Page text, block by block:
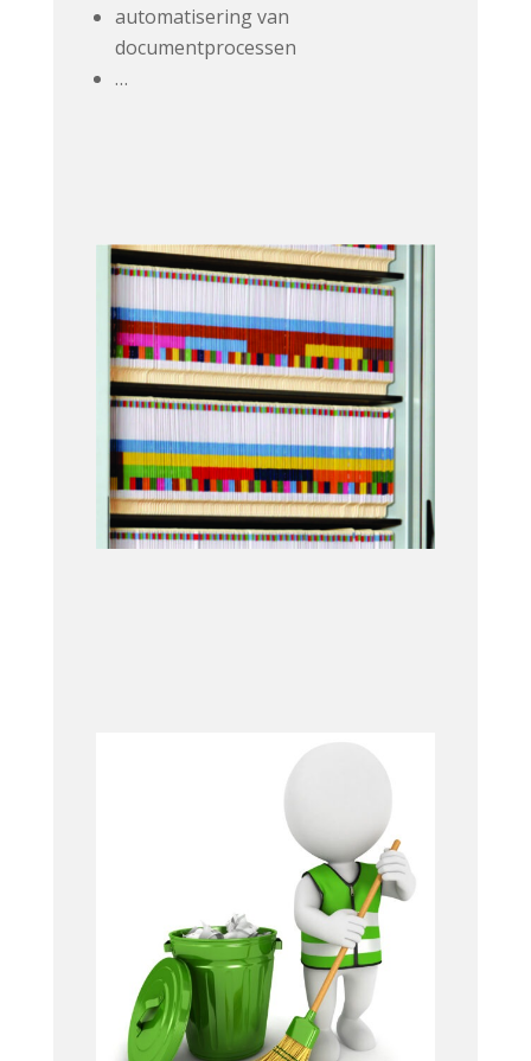
automatisering van
documentprocessen
…